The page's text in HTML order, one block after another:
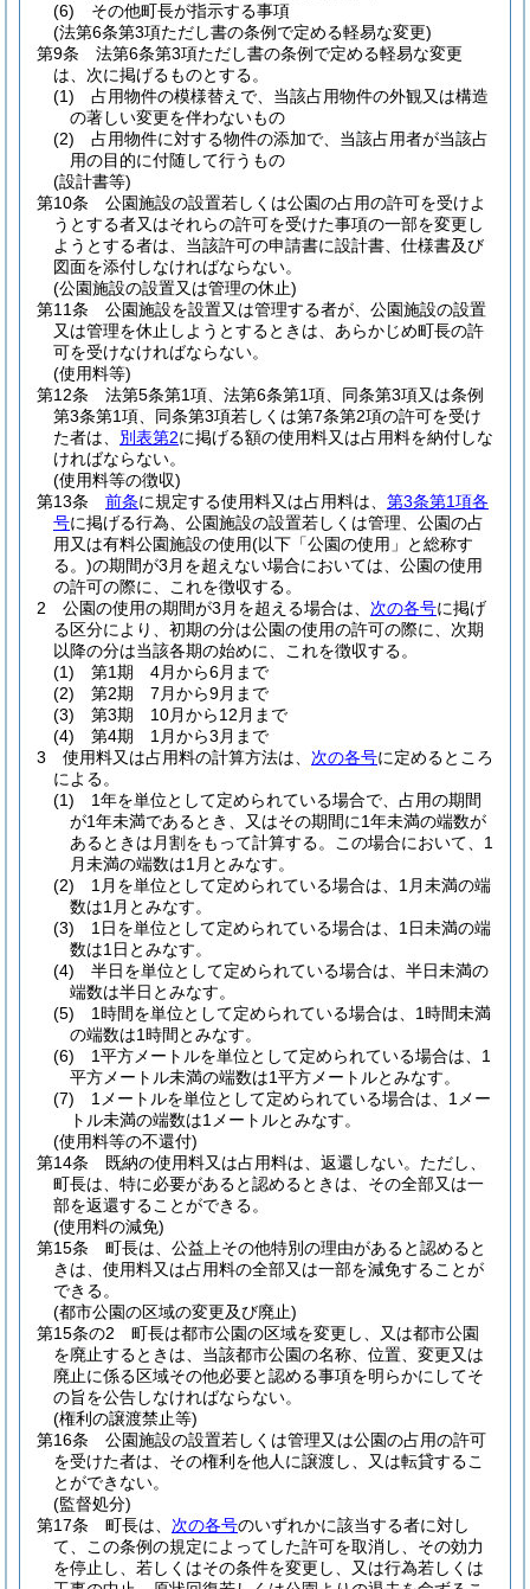
(6)
その他町長が指示する事項
(法第6条第3項ただし書の条例で定める軽易な変更)
第9条
法第6条第3項ただし書の条例で定める軽易な変更
は、次に掲げるものとする。
(1)
占用物件の模様替えで、当該占用物件の外観又は構造
の著しい変更を伴わないもの
(2)
占用物件に対する物件の添加で、当該占用者が当該占
用の目的に付随して行うもの
(設計書等)
第10条
公園施設の設置若しくは公園の占用の許可を受けよ
うとする者又はそれらの許可を受けた事項の一部を変更し
ようとする者は、当該許可の申請書に設計書、仕様書及び
図面を添付しなければならない。
(公園施設の設置又は管理の休止)
第11条
公園施設を設置又は管理する者が、公園施設の設置
又は管理を休止しようとするときは、あらかじめ町長の許
可を受けなければならない。
(使用料等)
第12条
法第5条第1項、法第6条第1項、同条第3項又は条例
第3条第1項、同条第3項若しくは第7条第2項の許可を受け
た者は、 別表第2に掲げる額の使用料又は占用料を納付しな
ければならない。
(使用料等の徴収)
第13条
前条に規定する使用料又は占用料は、 第3条第1項各
号に掲げる行為、公園施設の設置若しくは管理、公園の占
用又は有料公園施設の使用(以下「公園の使用」と総称す
る。)の期間が3月を超えない場合においては、公園の使用
の許可の際に、これを徴収する。
2
公園の使用の期間が3月を超える場合は、 次の各号に掲げ
る区分により、初期の分は公園の使用の許可の際に、次期
以降の分は当該各期の始めに、これを徴収する。
(1)
第1期 4月から6月まで
(2)
第2期 7月から9月まで
(3)
第3期 10月から12月まで
(4)
第4期 1月から3月まで
3
使用料又は占用料の計算方法は、 次の各号に定めるところ
による。
(1)
1年を単位として定められている場合で、占用の期間
が1年未満であるとき、又はその期間に1年未満の端数が
あるときは月割をもって計算する。
この場合において、1
月未満の端数は1月とみなす。
(2)
1月を単位として定められている場合は、1月未満の端
数は1月とみなす。
(3)
1日を単位として定められている場合は、1日未満の端
数は1日とみなす。
(4)
半日を単位として定められている場合は、半日未満の
端数は半日とみなす。
(5)
1時間を単位として定められている場合は、1時間未満
の端数は1時間とみなす。
(6)
1平方メートルを単位として定められている場合は、1
平方メートル未満の端数は1平方メートルとみなす。
(7)
1メートルを単位として定められている場合は、1メー
トル未満の端数は1メートルとみなす。
(使用料等の不還付)
第14条
既納の使用料又は占用料は、返還しない。 ただし、
町長は、特に必要があると認めるときは、その全部又は一
部を返還することができる。
(使用料の減免)
第15条
町長は、公益上その他特別の理由があると認めると
きは、使用料又は占用料の全部又は一部を減免することが
できる。
(都市公園の区域の変更及び廃止)
第15条の2
町長は都市公園の区域を変更し、又は都市公園
を廃止するときは、当該都市公園の名称、位置、変更又は
廃止に係る区域その他必要と認める事項を明らかにしてそ
の旨を公告しなければならない。
(権利の譲渡禁止等)
第16条
公園施設の設置若しくは管理又は公園の占用の許可
を受けた者は、その権利を他人に譲渡し、又は転貸するこ
とができない。
(監督処分)
第17条
町長は、 次の各号のいずれかに該当する者に対し
て、この条例の規定によってした許可を取消し、その効力
を停止し、若しくはその条件を変更し、又は行為若しくは